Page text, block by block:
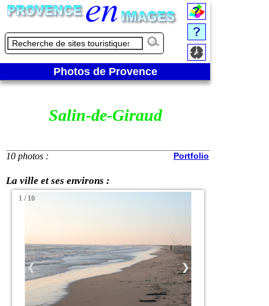
Photos de Provence
Salin-de-Giraud
10 photos : Portfolio
La ville et ses environs :
1 / 10
❮ ❯